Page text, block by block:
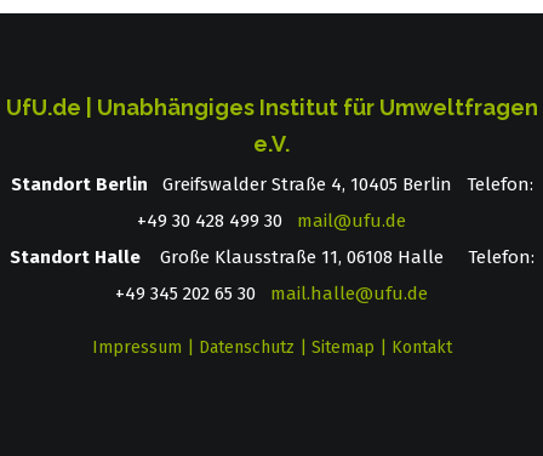
UfU.de | Unabhängiges Institut für Umweltfragen
e.V.
Standort Berlin ­ Greifswalder Straße 4, 10405 Berlin Telefon:
+49 30 428 499 30 mail@ufu.de
Standort HalleGroße Klausstraße 11, 06108 Halle Telefon:
+49 345 202 65 30 mail.halle@ufu.de
Impressum Datenschutz Sitemap Kontakt